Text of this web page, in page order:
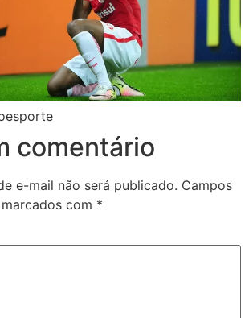
comentário
e-mail não será publicado. Campos
com *